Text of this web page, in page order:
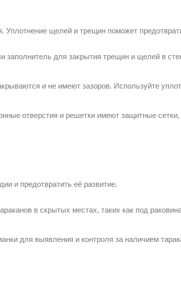
Уплотнение щелей и трещин поможет
заполнитель для закрытия трещин и щелей в
и не имеют зазоров. Используйте
отверстия и решетки имеют защитные
и предотвратить её развитие.
в скрытых местах, таких как под
для выявления и контроля за наличием